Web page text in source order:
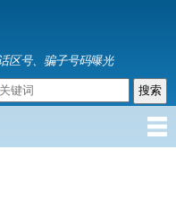
区号、骗子号码曝光